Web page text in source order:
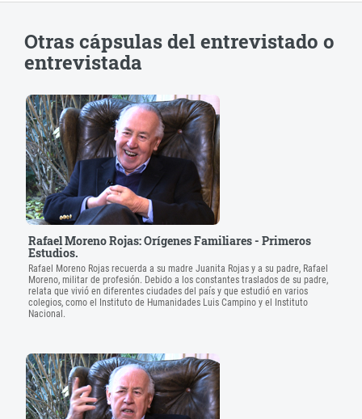
Otras cápsulas del entrevistado o
entrevistada
Rafael Moreno Rojas: Orígenes Familiares - Primeros
Estudios.
Rafael Moreno Rojas recuerda a su madre Juanita Rojas y a su padre, Rafael
Moreno, militar de profesión. Debido a los constantes traslados de su padre,
relata que vivió en diferentes ciudades del país y que estudió en varios
colegios, como el Instituto de Humanidades Luis Campino y el Instituto
Nacional.